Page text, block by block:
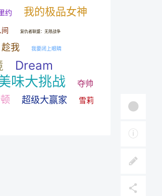
约 我的极品女神
复仇者联盟：无限战争
趁我 我要闭上眼睛
Dream
味大挑战 夺帅
超级大赢家 雪莉